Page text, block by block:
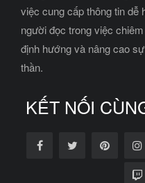
việc cung cấp thông tin dễ
người đọc trong việc
định hướng và nâng cao
thần.
KẾT NỐI